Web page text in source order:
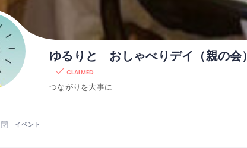
ゆるりと おしゃべりデイ（親の会）
CLAIMED
つながりを大事に
イベント